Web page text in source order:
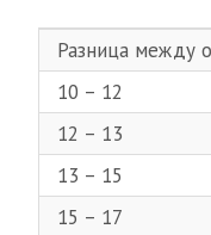
Разница между
10 – 12
12 – 13
13 – 15
15 – 17